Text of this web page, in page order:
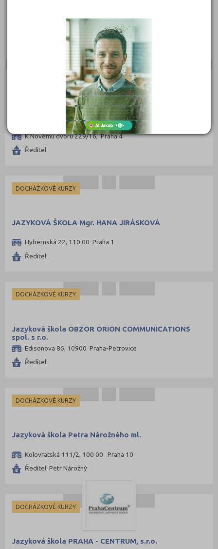
Na Březince 1515/22, 150 00 Praha 5
DOCHÁZKOVÉ KURZY
Jazyková škola LIBERE s.r.o.
K Novému dvoru 229/16, Praha 4
Ředitel:
DOCHÁZKOVÉ KURZY
JAZYKOVÁ ŠKOLA Mgr. HANA JIRÁSKOVÁ
Hybernská 22, 110 00 Praha 1
Ředitel:
DOCHÁZKOVÉ KURZY
Jazyková škola OBZOR ORION COMMUNICATIONS
spol. s r.o.
Edisonova 86, 10900 Praha-Petrovice
Ředitel:
DOCHÁZKOVÉ KURZY
Jazyková škola Petra Nárožného ml.
Kolovratská 111/2, 100 00 Praha 10
Ředitel: Petr Nárožný
DOCHÁZKOVÉ KURZY
Jazyková škola PRAHA - CENTRUM, s.r.o.